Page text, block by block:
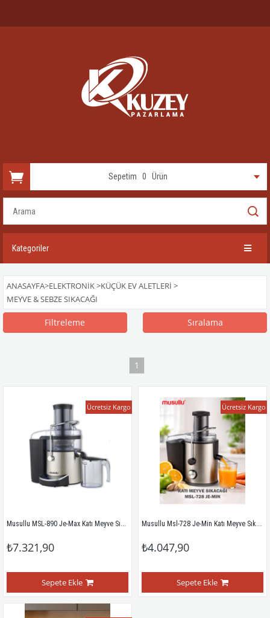
Sepetim 0 Ürün
Kategoriler
ANASAYFA>ELEKTRONİK>KÜÇÜK EV ALETLERİ >
MEYVE & SEBZE SIKACAĞI
Filtreleme Sıralama
1
Musullu MSL-890 Je-Max Katı Meyve Sıkacağı
₺7.321,90
Sepete Ekle
Ücretsiz Kargo
Musullu Msl-728 Je-Min Katı Meyve Sıkacağı
₺4.047,90
Sepete Ekle
Ücretsiz Kargo